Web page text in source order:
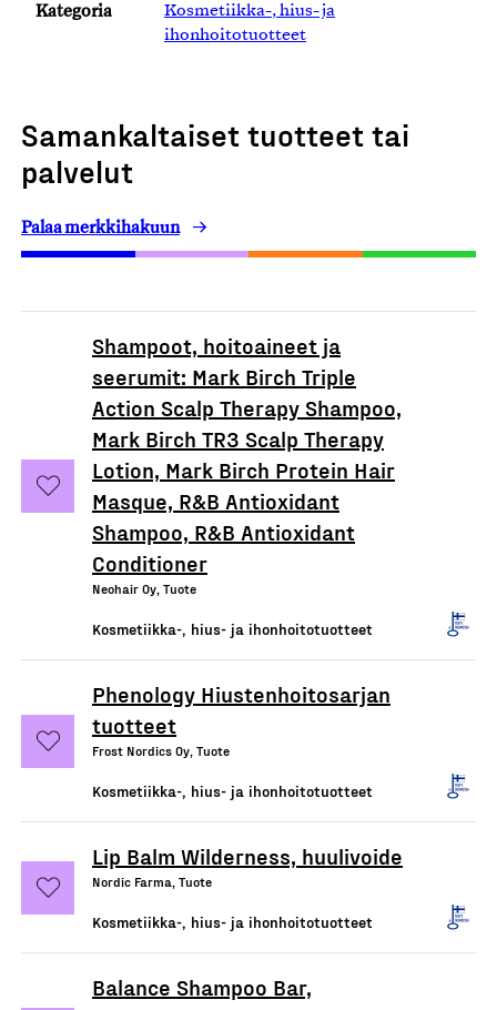
Kategoria
Kosmetiikka-, hius- ja
ihonhoitotuotteet
Samankaltaiset tuotteet tai
palvelut
Palaa merkkihakuun
Shampoot, hoitoaineet ja
seerumit: Mark Birch Triple
Action Scalp Therapy Shampoo,
Mark Birch TR3 Scalp Therapy
Lotion, Mark Birch Protein Hair
Masque, R&B Antioxidant
Shampoo, R&B Antioxidant
Conditioner
Neohair Oy, Tuote
Kosmetiikka-, hius- ja ihonhoitotuotteet
Phenology Hiustenhoitosarjan
tuotteet
Frost Nordics Oy, Tuote
Kosmetiikka-, hius- ja ihonhoitotuotteet
Lip Balm Wilderness, huulivoide
Nordic Farma, Tuote
Kosmetiikka-, hius- ja ihonhoitotuotteet
Balance Shampoo Bar,